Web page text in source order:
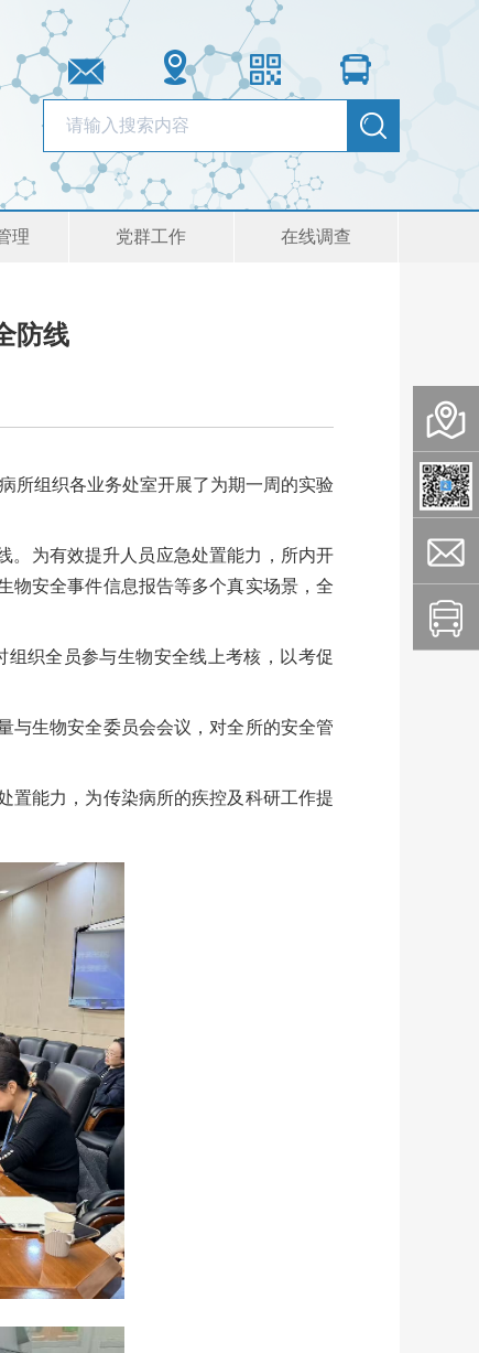
理 党群工作 在线调查
防线
所组织各业务处室开展了为期一周的实验
。为有效提升人员应急处置能力，所内开
物安全事件信息报告等多个真实场景，全
织全员参与生物安全线上考核，以考促
与生物安全委员会会议，对全所的安全管
置能力，为传染病所的疾控及科研工作提